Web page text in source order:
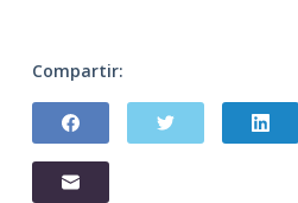
Compartir: